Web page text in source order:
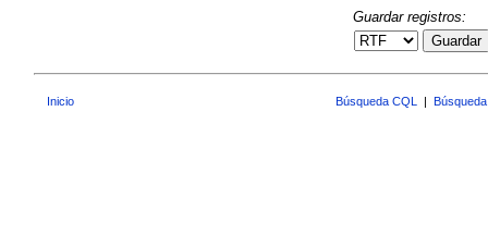
Guardar registros:
Guardar
Inicio Búsqueda CQL